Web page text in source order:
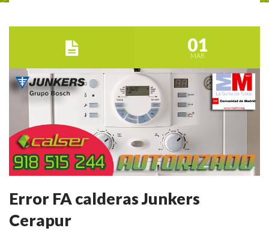
01
MAR
Error FA calderas Junkers
Cerapur